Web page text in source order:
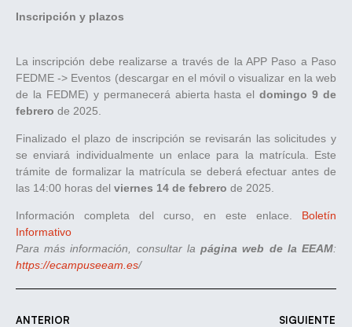
Inscripción y plazos
La inscripción debe realizarse a través de la APP Paso a Paso
FEDME -> Eventos (descargar en el móvil o visualizar en la web
de la FEDME) y permanecerá abierta hasta eldomingo 9 de
febrero de 2025.
Finalizado el plazo de inscripción se revisarán las solicitudes y
se enviará individualmente un enlace para la matrícula. Este
trámite de formalizar la matrícula se deberá efectuar antes de
las 14:00 horas del viernes 14 de febrero de 2025.
Información completa del curso, en este enlace. Boletín
Informativo
Para más información, consultar lapágina web de la EEAM:
https://ecampuseeam.es/
ANTERIOR SIGUIENTE